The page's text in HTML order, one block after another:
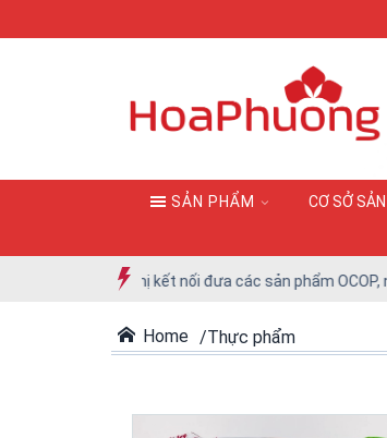
SẢN PHẨM CƠ SỞ
gia Hội nghị kết nối đưa các sản phẩm OCOP,
Home Thực phẩm